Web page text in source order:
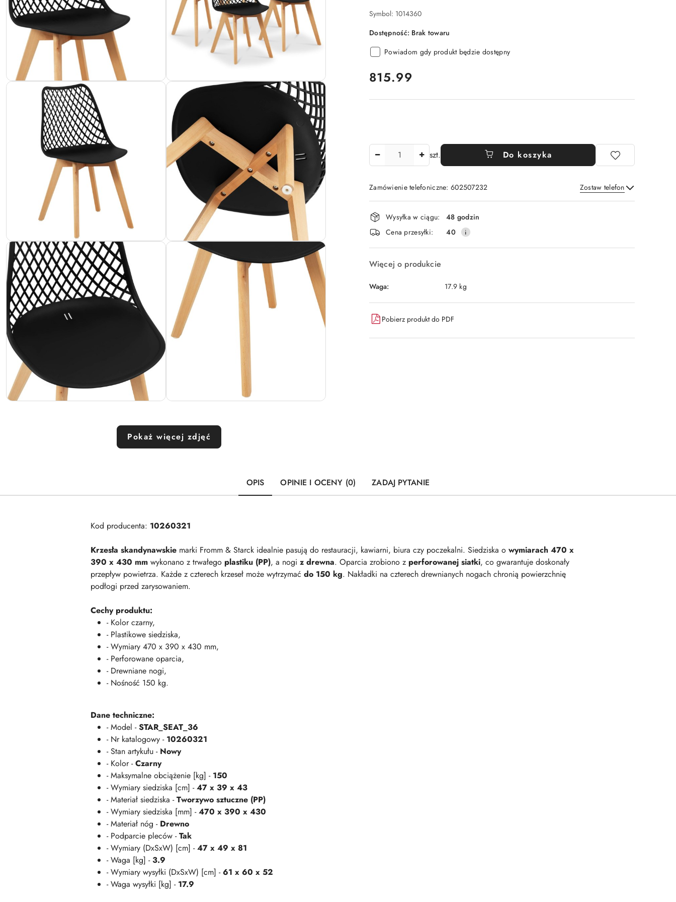
Pokaż więcej zdjęć
Symbol: 1014360
Dostępność: Brak towaru
Powiadom gdy produkt będzie dostępny
cena:
815.99
szt. Do koszyka
Zamówienie telefoniczne: 602507232 Zostaw telefon
Wyślij
Dostępność
i
dostawa
Wysyłka w ciągu:
48 godzin
Cena przesyłki:
40
Więcej o produkcie
Waga: 17.9 kg
Pobierz produkt do PDF
OPIS OPINIE I OCENY (0) ZADAJ PYTANIE
Kod producenta: 10260321
Krzesła skandynawskie marki Fromm & Starck idealnie pasują do restauracji, kawiarni, biura czy poczekalni. Siedziska o wymiarach 470 x
390 x 430 mm wykonano z trwałego plastiku (PP), a nogi z drewna. Oparcia zrobiono z perforowanej siatki, co gwarantuje doskonały
przepływ powietrza. Każde z czterech krzeseł może wytrzymać do 150 kg. Nakładki na czterech drewnianych nogach chronią powierzchnię
podłogi przed zarysowaniem.
Cechy produktu:
- Kolor czarny,
- Plastikowe siedziska,
- Wymiary 470 x 390 x 430 mm,
- Perforowane oparcia,
- Drewniane nogi,
- Nośność 150 kg.
Dane techniczne:
- Model -STAR_SEAT_36
- Nr katalogowy - 10260321
- Stan artykułu - Nowy
- Kolor -Czarny
- Maksymalne obciążenie [kg] - 150
- Wymiary siedziska [cm] -47 x 39 x 43
- Materiał siedziska -Tworzywo sztuczne (PP)
- Wymiary siedziska [mm] -470 x 390 x 430
- Materiał nóg - Drewno
- Podparcie pleców -Tak
- Wymiary (DxSxW) [cm] -47 x 49 x 81
- Waga [kg] -3.9
- Wymiary wysyłki (DxSxW) [cm] -61 x 60 x 52
- Waga wysyłki [kg] - 17.9